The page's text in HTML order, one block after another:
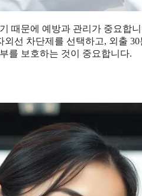
때문에 예방과 관리가 중요합
선 차단제를 선택하고, 외출
를 보호하는 것이 중요합니다.